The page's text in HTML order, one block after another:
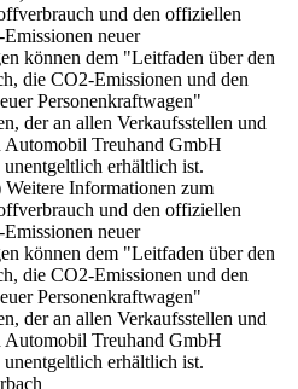
und den offiziellen
neuer
können dem "Leitfaden über den
die CO2-Emissionen und den
Personenkraftwagen"
der an allen Verkaufsstellen und
Automobil Treuhand GmbH
erhältlich ist.
Weitere Informationen zum
und den offiziellen
neuer
können dem "Leitfaden über den
die CO2-Emissionen und den
Personenkraftwagen"
der an allen Verkaufsstellen und
Automobil Treuhand GmbH
erhältlich ist.